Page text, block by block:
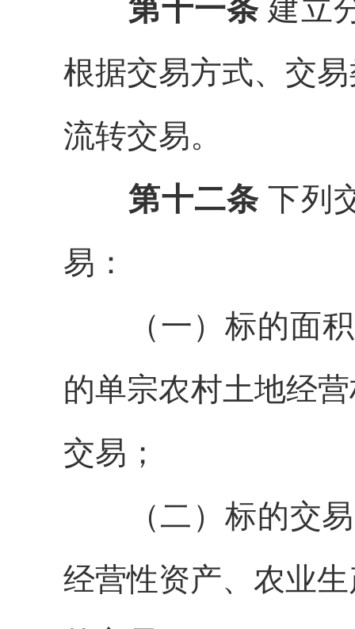
第十一条 建立
根据交易方式、交
流转交易。
第十二条 下列
易 ：
（一）标的面积
的单宗农村土地经
交易；
（二 ）标的交
经营性资产、农业